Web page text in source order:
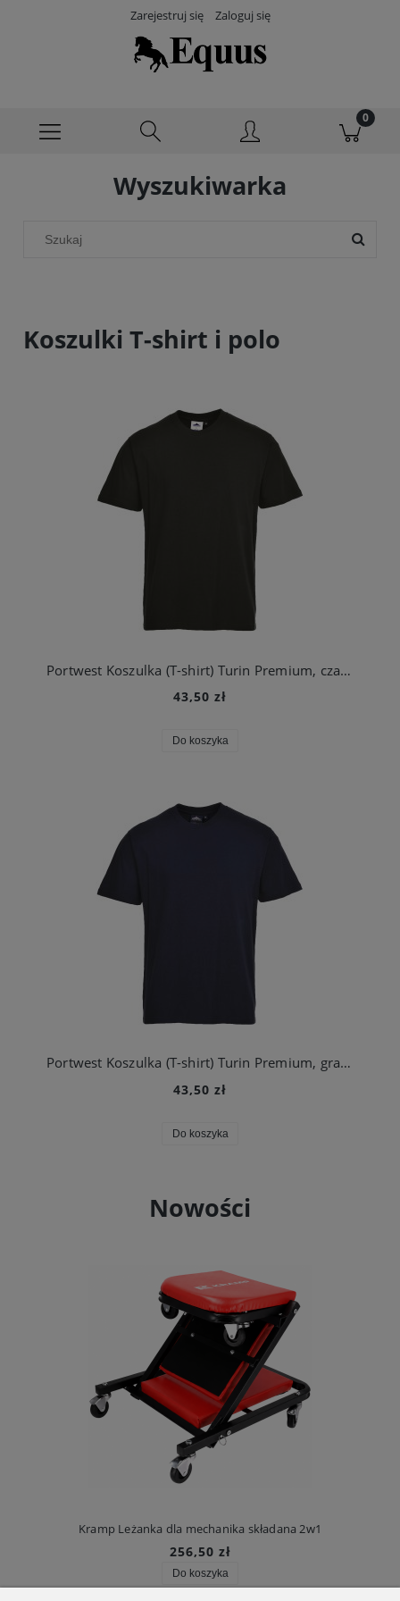
Zarejestruj się Zaloguj się
Wyszukiwarka
Koszulki T-shirt i polo
Portwest Koszulka (T-shirt) Turin Premium, czarna
43,50 zł
Do koszyka
Portwest Koszulka (T-shirt) Turin Premium, granatowa
43,50 zł
Do koszyka
Nowości
Kramp Leżanka dla mechanika składana 2w1
256,50 zł
Do koszyka